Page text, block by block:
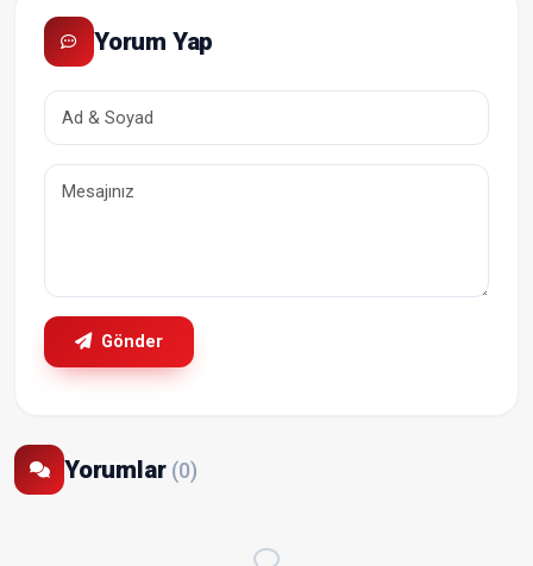
Yorum Yap
Gönder
Yorumlar (0)